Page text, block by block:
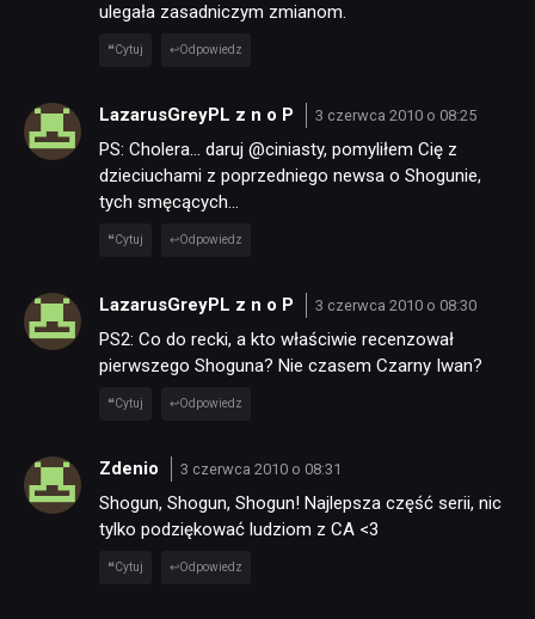
RECENZJE
PUBLICYSTYKA
ulegała zasadniczym zmianom.
Cytuj Odpowiedz
LazarusGreyPL z n o P 3 czerwca 2010 o 08:25
PS: Cholera… daruj @ciniasty, pomyliłem Cię z
dzieciuchami z poprzedniego newsa o Shogunie,
tych smęcących…
Cytuj Odpowiedz
LazarusGreyPL z n o P 3 czerwca 2010 o 08:30
PS2: Co do recki, a kto właściwie recenzował
pierwszego Shoguna? Nie czasem Czarny Iwan?
Cytuj Odpowiedz
Zdenio 3 czerwca 2010 o 08:31
Shogun, Shogun, Shogun! Najlepsza część serii, nic
tylko podziękować ludziom z CA <3
Cytuj Odpowiedz